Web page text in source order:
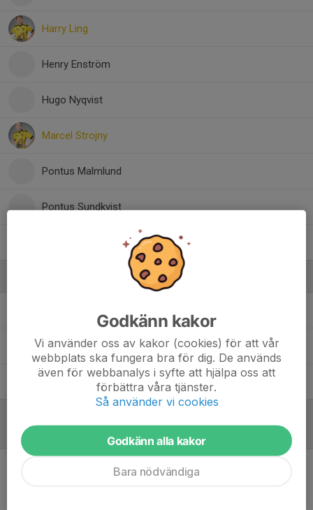
Harry Ling
Henry Enström
Hugo Nyqvist
Marcel Strojny
Pontus Malmlund
Pontus Sundkvist
Samuel Gerhardt Sjöblom
Sandra Enström Tränare och Lagledare
Tobias RamströmTränare och Lagledare
Referat
Inget referat skrivet
Godkänn kakor
Vi använder oss av kakor (cookies) för att vår
webbplats ska fungera bra för dig. De används
även för webbanalys i syfte att hjälpa oss att
förbättra våra tjänster.
Så använder vi cookies
Godkänn alla kakor
Bara nödvändiga